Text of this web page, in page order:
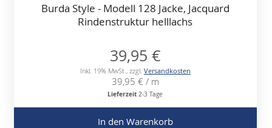
Burda Style - Modell 128 Jacke, Jacquard
Rindenstruktur helllachs
39,95 €
Inkl. 19% MwSt. , zzgl. Versandkosten
39,95 € / m
Lieferzeit 2-3 Tage
In den Warenkorb